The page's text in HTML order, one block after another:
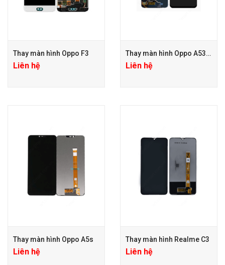
Thay màn hình Oppo F3
Liên hệ
Thay màn hình Oppo A53/A31
Liên hệ
Thay màn hình Oppo A5s
Liên hệ
Thay màn hình Realme C3
Liên hệ